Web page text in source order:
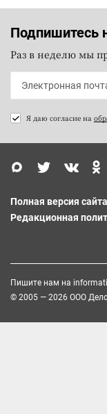
Подпишитесь
Раз в неделю мы
Я даю согласие на
Полная версия сайта
Редакционная
Пишите нам на
© 2005 — 2026 ООО